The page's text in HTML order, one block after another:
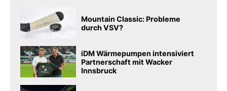
Mountain Classic: Probleme
durch VSV?
iDM Wärmepumpen intensiviert
Partnerschaft mit Wacker
Innsbruck